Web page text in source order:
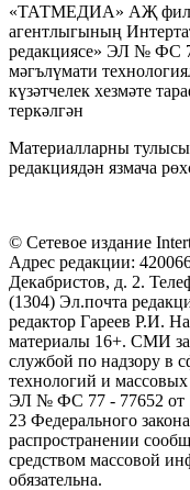
«ТАТМЕДИА» АҖ
агентлыгының
редакциясе» ЭЛ № ФС
мәгълүмати
күзәтчелек хезмәте
теркәлгән
Материалларны
редакциядән язмача
© Сетевое издание
Адрес редакции:
Декабристов, д. 2.
(1304) Эл.почта
редактор Гареев Р.И.
материалы 16+. СМИ
службой по надзору в
технологий и
ЭЛ № ФС 77 - 77652 от
23 Федерального
распространении
средством массовой
обязательна.